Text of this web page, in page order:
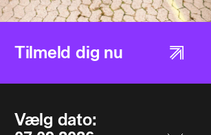
Tilmeld dig nu
Vælg dato: